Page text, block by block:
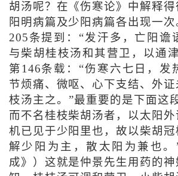
胡汤呢？在《伤寒论》中解释
阳明病篇及少阳病篇各出现一
205条提到：“发汗多，亡阳谵
与柴胡桂枝汤和其营卫，以通
第146条载：“伤寒六七日，发
节烦痛、微呕、心下支结、外
枝汤主之。”最重要的是下面这
而不名桂枝柴胡汤者，以太阳
机已见于少阳里也，故以柴胡
解少阳为主，散太阳为兼也
成》）这就是仲景先生用药的神